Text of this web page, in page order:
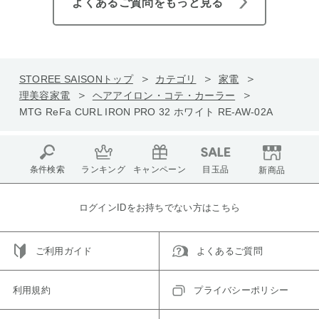
STOREE SAISONトップ カテゴリ
家電
理美容家電
ヘアアイロン・コテ・カーラー
MTG ReFa CURL IRON PRO 32 ホワイト RE-AW-02A
条件検索 ランキング キャンペーン 目玉品 新商品
ログインIDをお持ちでない方はこちら
ご利用ガイド よくあるご質問
利用規約 プライバシーポリシー